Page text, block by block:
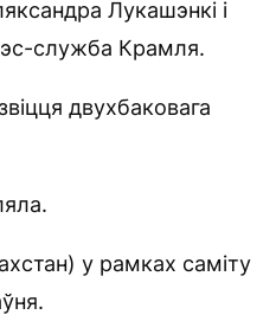
Лукашэнкі і
служба Крамля.
двухбаковага
у рамках саміту